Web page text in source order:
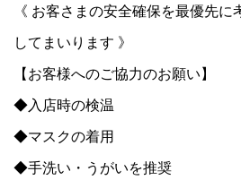
《 お客さまの安全確保を最優先
してまいります 》
【お客様へのご協力のお願い】
◆入店時の検温
◆マスクの着用
◆手洗い・うがいを推奨